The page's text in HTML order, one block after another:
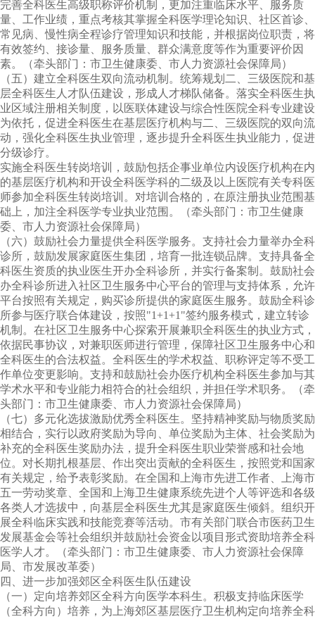
完善全科医生高级职称评价机制，更加注重临床水平、服务质
量、工作业绩，重点考核其掌握全科医学理论知识、社区首诊、
常见病、慢性病全程诊疗管理知识和技能，并根据岗位职责，将
有效签约、接诊量、服务质量、群众满意度等作为重要评价因
素。（牵头部门：市卫生健康委、市人力资源社会保障局）
（五）建立全科医生双向流动机制。统筹规划二、三级医院和基
层全科医生人才队伍建设，形成人才梯队储备。落实全科医生执
业区域注册相关制度，以医联体建设与综合性医院全科专业建设
为依托，促进全科医生在基层医疗机构与二、三级医院的双向流
动，强化全科医生执业管理，逐步提升全科医生执业能力，促进
分级诊疗。
实施全科医生转岗培训，鼓励包括企事业单位内设医疗机构在内
的基层医疗机构和开设全科医学科的二级及以上医院有关专科医
师参加全科医生转岗培训。对培训合格的，在原注册执业范围基
础上，加注全科医学专业执业范围。（牵头部门：市卫生健康
委、市人力资源社会保障局）
（六）鼓励社会力量提供全科医学服务。支持社会力量举办全科
诊所，鼓励发展家庭医生集团，培育一批连锁品牌。支持具备全
科医生资质的执业医生开办全科诊所，并实行备案制。鼓励社会
办全科诊所进入社区卫生服务中心平台的管理与支持体系，允许
平台按照有关规定，购买诊所提供的家庭医生服务。鼓励全科诊
所参与医疗联合体建设，按照"1+1+1 "签约服务模式，建立转诊
机制。在社区卫生服务中心探索开展兼职全科医生的执业方式，
依据民事协议，对兼职医师进行管理，保障社区卫生服务中心和
全科医生的合法权益。全科医生的学术权益、职称评定等不受工
作单位变更影响。支持和鼓励社会办医疗机构全科医生参加与其
学术水平和专业能力相符合的社会组织，并担任学术职务。（牵
头部门：市卫生健康委、市人力资源社会保障局）
（七）多元化选拔激励优秀全科医生。坚持精神奖励与物质奖励
相结合，实行以政府奖励为导向、单位奖励为主体、社会奖励为
补充的全科医生奖励办法，提升全科医生职业荣誉感和社会地
位。对长期扎根基层、作出突出贡献的全科医生，按照党和国家
有关规定，给予表彰奖励。在全国和上海市先进工作者、上海市
五一劳动奖章、全国和上海卫生健康系统先进个人等评选和各级
各类人才选拔中，向基层全科医生尤其是家庭医生倾斜。组织开
展全科临床实践和技能竞赛等活动。市有关部门联合市医药卫生
发展基金会等社会组织并鼓励社会资金以项目形式资助培养全科
医学人才。（牵头部门：市卫生健康委、市人力资源社会保障
局、市发展改革委）
四、进一步加强郊区全科医生队伍建设
（一）定向培养郊区全科方向医学本科生。积极支持临床医学
（全科方向）培养，为上海郊区基层医疗卫生机构定向培养全科